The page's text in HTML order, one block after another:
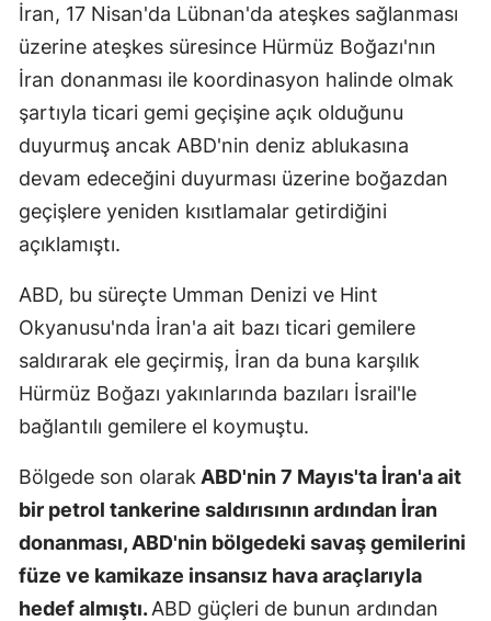
Niğde
Ordu
Rize
Sivas
Tokat
Tunceli
İran, 17 Nisan'da Lübnan'da ateşkes sağlanması
üzerine ateşkes süresince Hürmüz Boğazı'nın
İran donanması ile koordinasyon halinde olmak
şartıyla ticari gemi geçişine açık olduğunu
duyurmuş ancak ABD'nin deniz ablukasına
devam edeceğini duyurması üzerine boğazdan
geçişlere yeniden kısıtlamalar getirdiğini
açıklamıştı.
ABD, bu süreçte Umman Denizi ve Hint
Okyanusu'nda İran'a ait bazı ticari gemilere
saldırarak ele geçirmiş, İran da buna karşılık
Hürmüz Boğazı yakınlarında bazıları İsrail'le
bağlantılı gemilere el koymuştu.
Bölgede son olarak ABD'nin 7 Mayıs'ta İran'a ait
bir petrol tankerine saldırısının ardından İran
donanması, ABD'nin bölgedeki savaş gemilerini
füze ve kamikaze insansız hava araçlarıyla
hedef almıştı.ABD güçleri de bunun ardından